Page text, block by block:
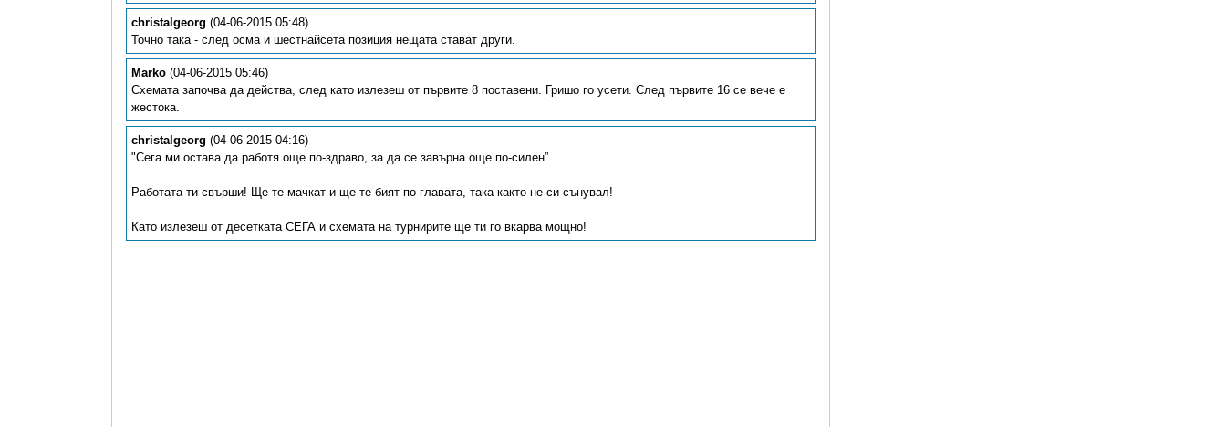
christalgeorg (04-06-2015 05:48)
Точно така - след осма и шестнайсета позиция нещата стават други.
Marko (04-06-2015 05:46)
Схемата започва да действа, след като излезеш от първите 8 поставени. Гришо го усети. След първите 16 се вече е
жестока.
christalgeorg (04-06-2015 04:16)
"Сега ми остава да работя още по-здраво, за да се завърна още по-силен”.
Работата ти свърши! Ще те мачкат и ще те бият по главата, така както не си сънувал!
Като излезеш от десетката СЕГА и схемата на турнирите ще ти го вкарва мощно!